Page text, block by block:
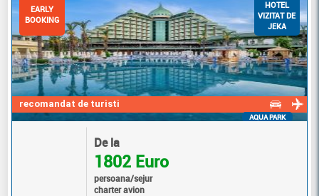
recomandat de turisti
EARLY
BOOKING
HOTEL
VIZITAT DE
JEKA
AQUA PARK
De la
1802 Euro
persoana/sejur
charter avion